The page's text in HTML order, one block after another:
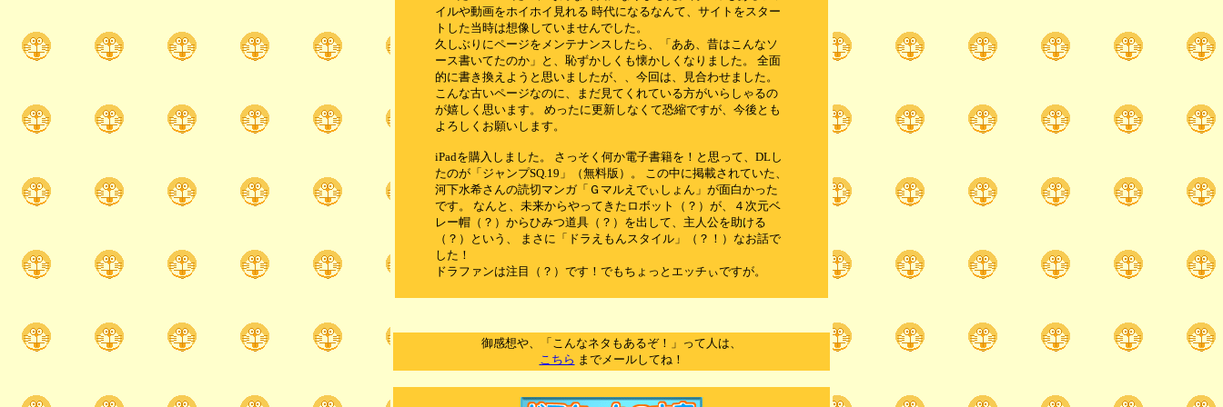
イルや動画をホイホイ見れる 時代になるなんて、サイトをスター
トした当時は想像していませんでした。
久しぶりにページをメンテナンスしたら、「ああ、昔はこんなソ
ース書いてたのか」と、恥ずかしくも懐かしくなりました。 全面
的に書き換えようと思いましたが、、今回は、見合わせました。
こんな古いページなのに、まだ見てくれている方がいらしゃるの
が嬉しく思います。 めったに更新しなくて恐縮ですが、今後とも
よろしくお願いします。
iPadを購入しました。 さっそく何か電子書籍を！と思って、DLし
たのが「ジャンプSQ.19」（無料版）。 この中に掲載されていた、
河下水希さんの読切マンガ「Ｇマルえでぃしょん」が面白かった
です。 なんと、未来からやってきたロボット（？）が、４次元ベ
レー帽（？）からひみつ道具（？）を出して、主人公を助ける
（？）という、 まさに「ドラえもんスタイル」（？！）なお話で
した！
ドラファンは注目（？）です！でもちょっとエッチぃですが。
御感想や、「こんなネタもあるぞ！」って人は、
こちら までメールしてね！